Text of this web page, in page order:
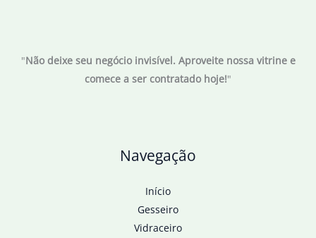
"Não deixe seu negócio invisível. Aproveite nossa vitrine e
comece a ser contratado hoje!"
Navegação
Início
Gesseiro
Vidraceiro